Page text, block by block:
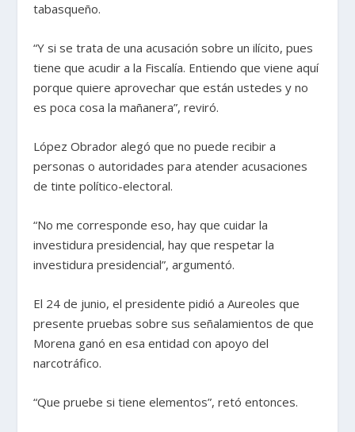
tabasqueño.
“Y si se trata de una acusación sobre un ilícito, pues
tiene que acudir a la Fiscalía. Entiendo que viene aquí
porque quiere aprovechar que están ustedes y no
es poca cosa la mañanera”, reviró.
López Obrador alegó que no puede recibir a
personas o autoridades para atender acusaciones
de tinte político-electoral.
“No me corresponde eso, hay que cuidar la
investidura presidencial, hay que respetar la
investidura presidencial”, argumentó.
El 24 de junio, el presidente pidió a Aureoles que
presente pruebas sobre sus señalamientos de que
Morena ganó en esa entidad con apoyo del
narcotráfico.
“Que pruebe si tiene elementos”, retó entonces.